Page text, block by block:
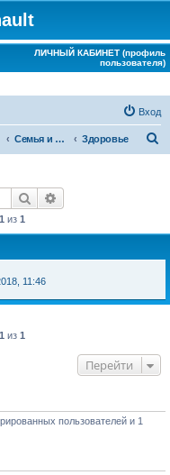
ЛИЧНЫЙ КАБИНЕТ (профиль
пользователя)
Вход
Семья и дом Здоровье
Поиск
1 из 1
11:46
1 из 1
Перейти
пользователей и 1